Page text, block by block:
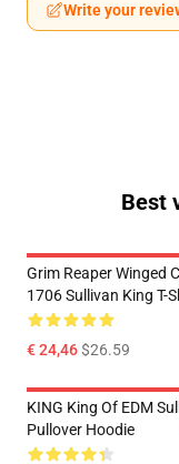
Write your
Best
Grim Reaper Winged
1706 Sullivan King T-
€ 24,46$26.59
KING King Of EDM
Pullover Hoodie